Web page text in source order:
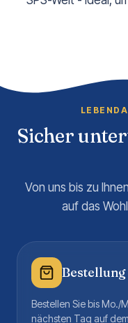
Sicher
Von uns bis zu
auf das
Bestellung
Bestellen Sie bis Mo./
nächsten Tag auf